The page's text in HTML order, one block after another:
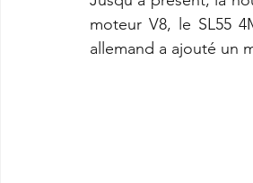
moteur V8, le SL55
allemand a ajouté un